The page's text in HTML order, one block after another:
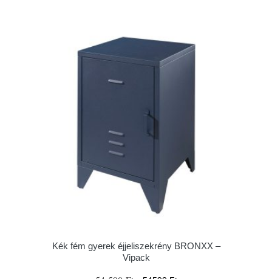
Kék fém gyerek éjjeliszekrény BRONXX –
Vipack